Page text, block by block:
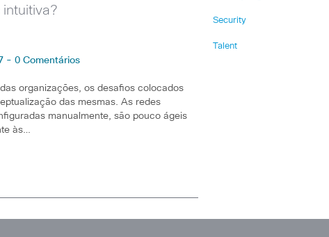
- 0 Comentários
organizações, os desafios colocados
das mesmas. As redes
manualmente, são pouco ágeis
às…
Security
Talent